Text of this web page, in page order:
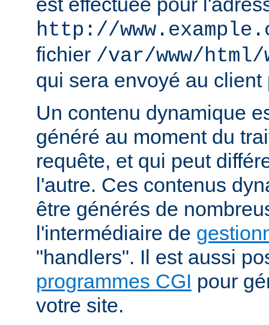
http://
fichier /var/www/
qui sera envoyé au client
Un contenu dynamique
généré au moment du
requête, et qui peut
l'autre. Ces contenus
être générés de
l'intermédiaire de
"handlers". Il est aussi
programmes CGI pour
votre site.